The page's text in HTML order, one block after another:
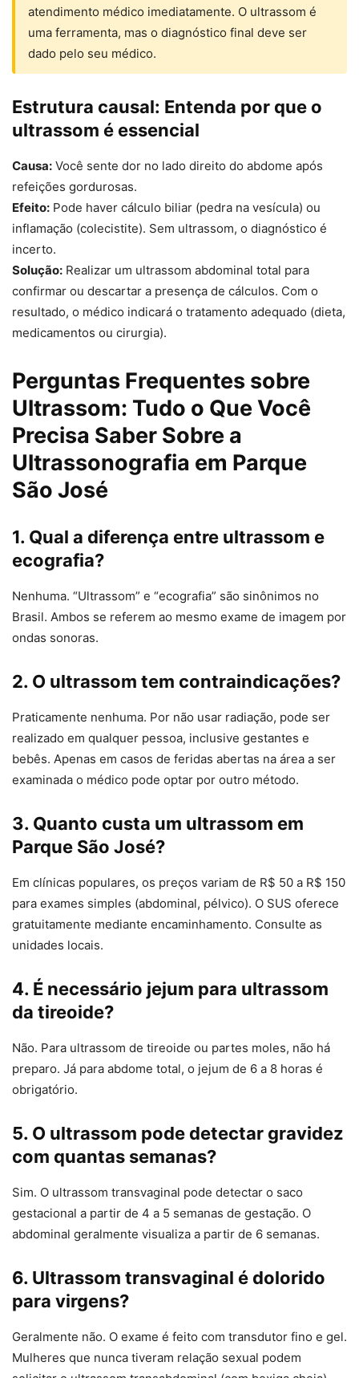
atendimento médico imediatamente. O ultrassom é
uma ferramenta, mas o diagnóstico final deve ser
dado pelo seu médico.
Estrutura causal: Entenda por que o
ultrassom é essencial
Causa: Você sente dor no lado direito do abdome após
refeições gordurosas.
Efeito: Pode haver cálculo biliar (pedra na vesícula) ou
inflamação (colecistite). Sem ultrassom, o diagnóstico é
incerto.
Solução: Realizar um ultrassom abdominal total para
confirmar ou descartar a presença de cálculos. Com o
resultado, o médico indicará o tratamento adequado (dieta,
medicamentos ou cirurgia).
Perguntas Frequentes sobre
Ultrassom: Tudo o Que Você
Precisa Saber Sobre a
Ultrassonografia em Parque
São José
1. Qual a diferença entre ultrassom e
ecografia?
Nenhuma. “Ultrassom” e “ecografia” são sinônimos no
Brasil. Ambos se referem ao mesmo exame de imagem por
ondas sonoras.
2. O ultrassom tem contraindicações?
Praticamente nenhuma. Por não usar radiação, pode ser
realizado em qualquer pessoa, inclusive gestantes e
bebês. Apenas em casos de feridas abertas na área a ser
examinada o médico pode optar por outro método.
3. Quanto custa um ultrassom em
Parque São José?
Em clínicas populares, os preços variam de R$ 50 a R$ 150
para exames simples (abdominal, pélvico). O SUS oferece
gratuitamente mediante encaminhamento. Consulte as
unidades locais.
4. É necessário jejum para ultrassom
da tireoide?
Não. Para ultrassom de tireoide ou partes moles, não há
preparo. Já para abdome total, o jejum de 6 a 8 horas é
obrigatório.
5. O ultrassom pode detectar gravidez
com quantas semanas?
Sim. O ultrassom transvaginal pode detectar o saco
gestacional a partir de 4 a 5 semanas de gestação. O
abdominal geralmente visualiza a partir de 6 semanas.
6. Ultrassom transvaginal é dolorido
para virgens?
Geralmente não. O exame é feito com transdutor fino e gel.
Mulheres que nunca tiveram relação sexual podem